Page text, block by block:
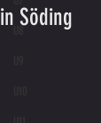
U8
in Söding